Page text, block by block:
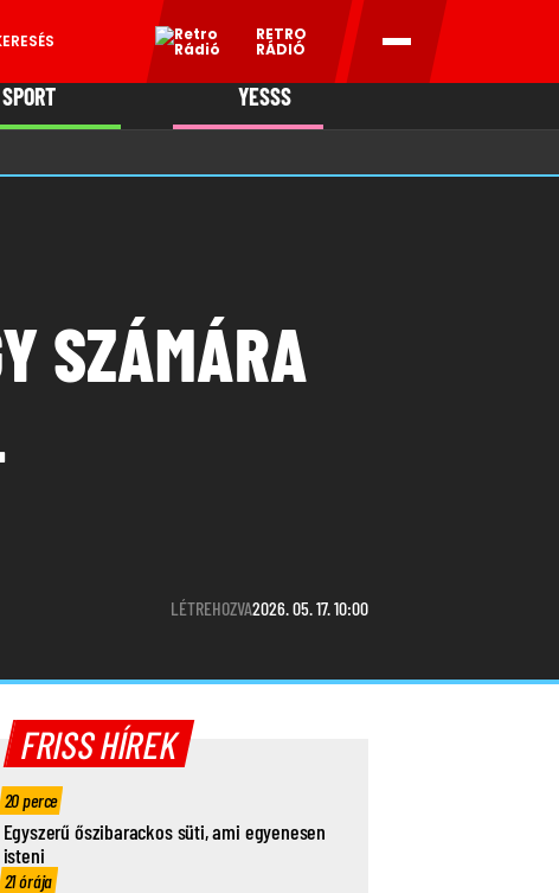
RETRO
RÁDIÓ
SPORT YESSS
SZÁMÁRA
LÉTREHOZVA2026. 05. 17. 10:00
FRISS HÍREK
20 perce
Egyszerű őszibarackos süti, ami egyenesen
isteni
21 órája